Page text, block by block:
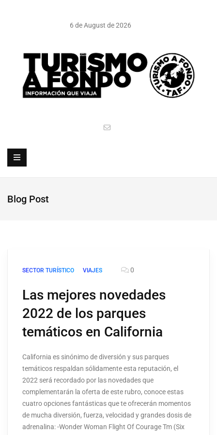
6 de August de 2026
Blog Post
SECTOR TURÍSTICO VIAJES 0
Las mejores novedades
2022 de los parques
temáticos en California
California es sinónimo de diversión y sus parques
temáticos respaldan sólidamente esta reputación, el
2022 será recordado por las novedades que
complementarán la oferta de este rubro, conoce estas
cuatro opciones fantásticas que te ofrecerán momentos
de mucha diversión, fuerza, velocidad y grandes dosis de
adrenalina: -Wonder Woman Flight Of Courage Tm (Six